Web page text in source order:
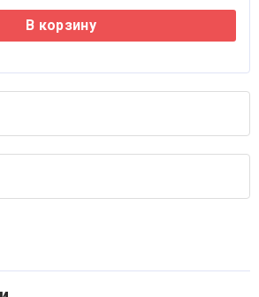
В корзину